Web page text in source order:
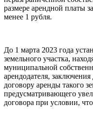
размере арендной платы
менее 1 рубля.
До 1 марта 2023 года
земельного участка,
муниципальной
арендодателя,
договору аренды такого
предусматривающего
договора при условии,